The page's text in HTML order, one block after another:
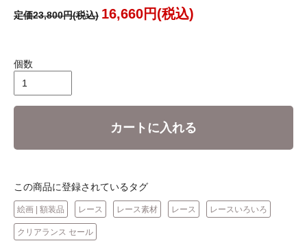
定価23,800円(税込) 16,660円(税込)
個数
カートに入れる
この商品に登録されているタグ
絵画 | 額装品 レース レース素材 レース レースいろいろ
クリアランス セール